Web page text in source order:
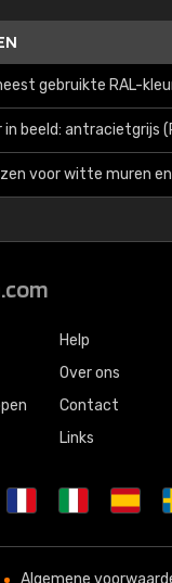
gebruikte RAL-
in beeld: antracietgrijs
voor witte muren
Help
Over ons
Contact
Links
Algemene